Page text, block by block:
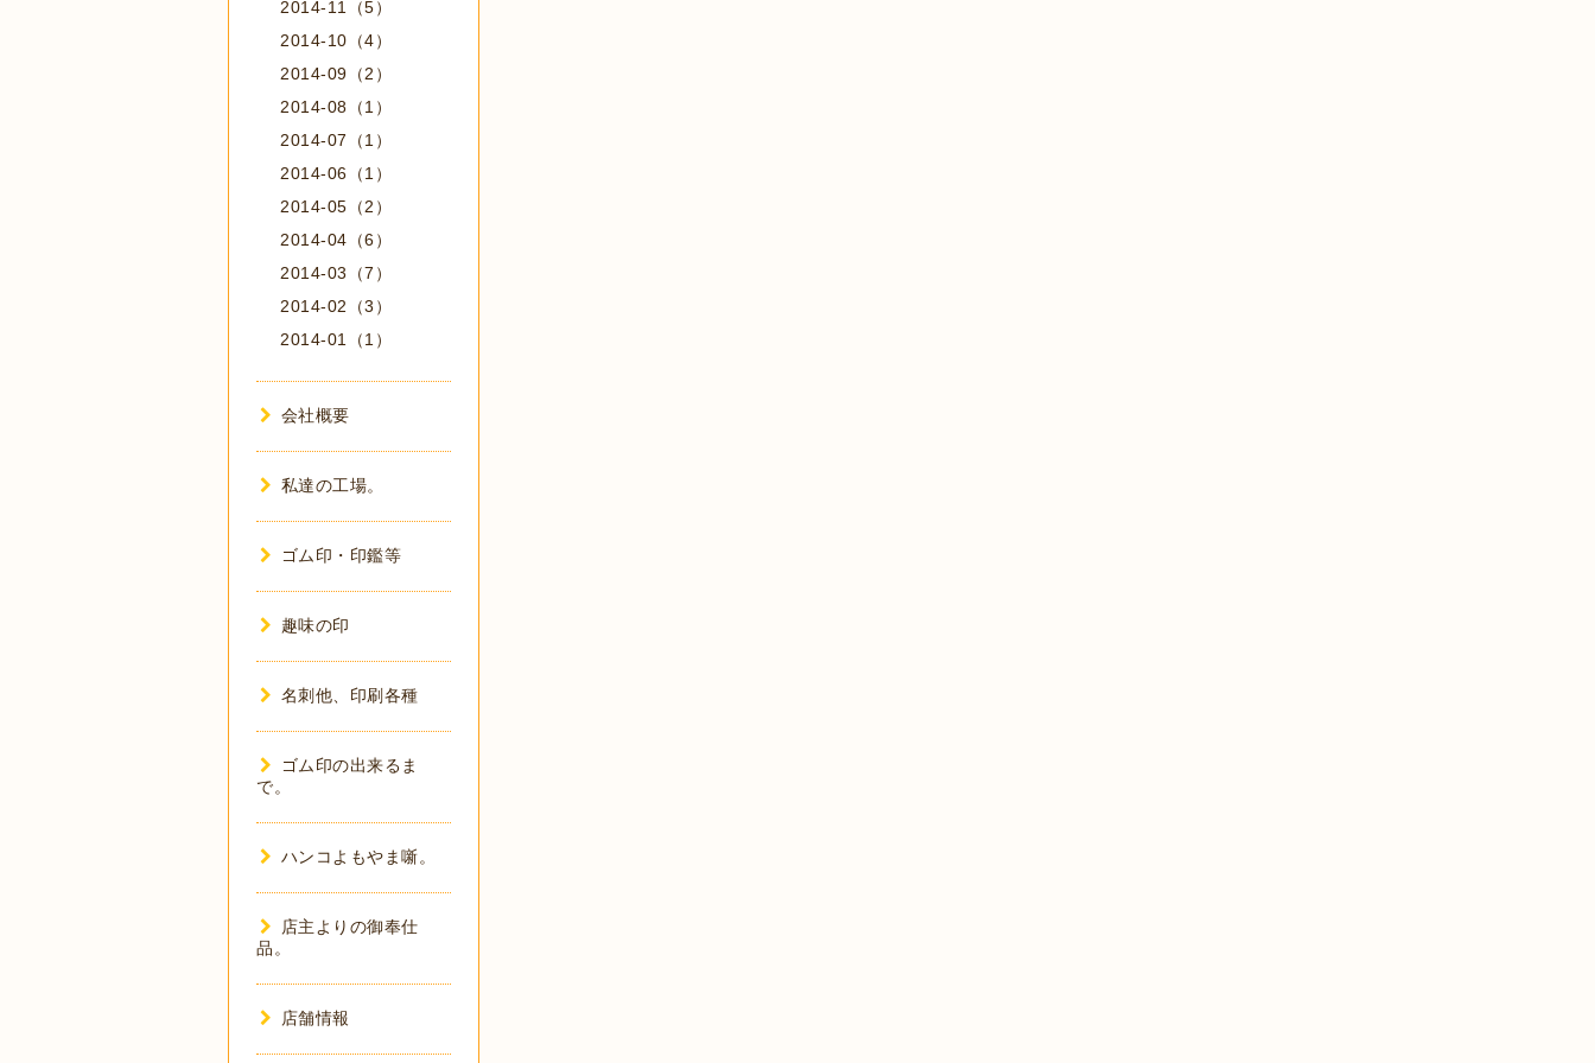
2014-11（5）
2014-10（4）
2014-09（2）
2014-08（1）
2014-07（1）
2014-06（1）
2014-05（2）
2014-04（6）
2014-03（7）
2014-02（3）
2014-01（1）
会社概要
私達の工場。
ゴム印・印鑑等
趣味の印
名刺他、印刷各種
ゴム印の出来るま
で。
ハンコよもやま噺。
店主よりの御奉仕
品。
店舗情報